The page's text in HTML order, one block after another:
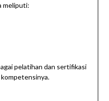
meliputi:
pelatihan dan sertifikasi